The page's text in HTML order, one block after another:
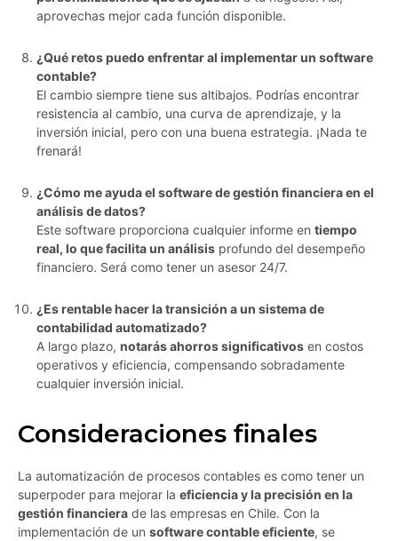
aprovechas mejor cada función disponible.
¿Qué retos puedo enfrentar al implementar un software
contable?
El cambio siempre tiene sus altibajos. Podrías encontrar
resistencia al cambio, una curva de aprendizaje, y la
inversión inicial, pero con una buena estrategia. ¡Nada te
frenará!
¿Cómo me ayuda el software de gestión financiera en el
análisis de datos?
Este software proporciona cualquier informe en tiempo
real, lo que facilita un análisis profundo del desempeño
financiero. Será como tener un asesor 24/7.
¿Es rentable hacer la transición a un sistema de
contabilidad automatizado?
A largo plazo, notarás ahorros significativos en costos
operativos y eficiencia, compensando sobradamente
cualquier inversión inicial.
Consideraciones finales
La automatización de procesos contables es como tener un
superpoder para mejorar la eficiencia y la precisión en la
gestión financiera de las empresas en Chile. Con la
implementación de un software contable eficiente, se